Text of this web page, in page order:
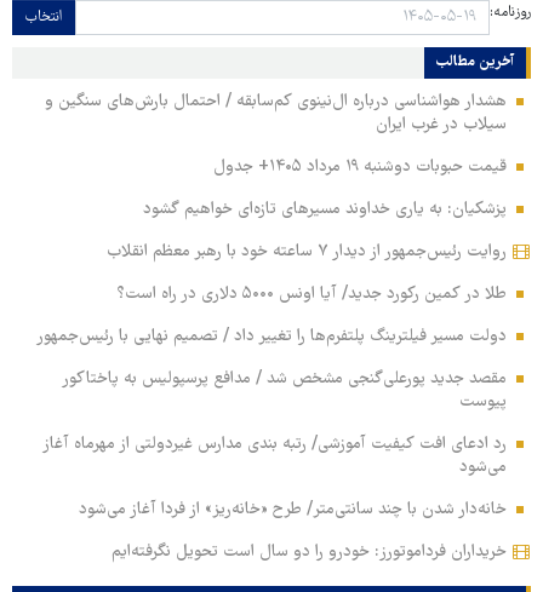
روزنامه: انتخاب
آخرین مطالب
هشدار هواشناسی درباره ال‌نینوی کم‌سابقه / احتمال بارش‌های سنگین و
سیلاب در غرب ایران
قیمت حبوبات دوشنبه ۱۹ مرداد ۱۴۰۵+ جدول
پزشکیان: به یاری خداوند مسیرهای تازه‌ای خواهیم گشود
روایت رئیس‌جمهور از دیدار ۷ ساعته خود با رهبر معظم انقلاب
طلا در کمین رکورد جدید/ آیا اونس ۵۰۰۰ دلاری در راه است؟
دولت مسیر فیلترینگ پلتفرم‌ها را تغییر داد / تصمیم نهایی با رئیس‌جمهور
مقصد جدید پورعلی‌گنجی مشخص شد / مدافع پرسپولیس به پاختاکور
پیوست
رد ادعای افت کیفیت آموزشی/ رتبه بندی مدارس غیردولتی از مهرماه آغاز
می‌شود
خانه‌دار شدن با چند سانتی‌متر/ طرح «خانه‌ریز» از فردا آغاز می‌شود
خریداران فرداموتورز: خودرو را دو سال است تحویل نگرفته‌ایم